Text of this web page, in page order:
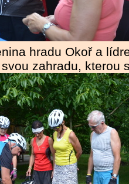
hradu Okoř a
zahradu, kterou